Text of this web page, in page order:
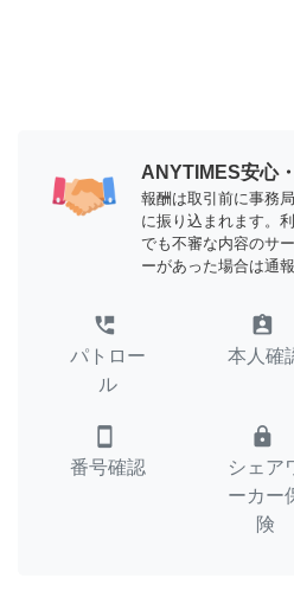
ANYTIMES安心
報酬は取引前に事務
に振り込まれます。
でも不審な内容のサ
ーがあった場合は通
perm_phone_msg
パトロー
ル
assignment_ind
本人確
smartphone
番号確認
lock
シェア
ーカー
険